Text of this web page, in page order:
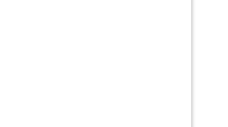
les
faire dorer les